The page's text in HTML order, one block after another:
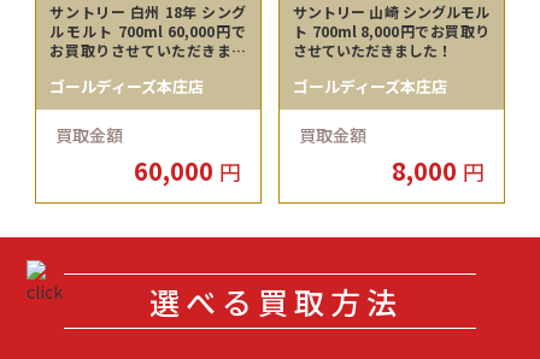
サントリー 白州 18年 シング
ルモルト 700ml 60,000円で
お買取りさせていただきまし
ゴールディーズ本庄店
買取金額
60,000 円
サントリー 山崎 シングルモル
ト 700ml 8,000円でお買取り
させていただきました！
ゴールディーズ本庄店
買取金額
8,000 円
選べる買取方法